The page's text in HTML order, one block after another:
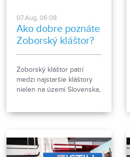
07.Aug, 06:08
Ako dobre poznáte
Zoborský kláštor?
Zoborský kláštor patrí
medzi najstaršie kláštory
nielen na území Slovenska,
zachovalé písomné
dokumenty z nášho